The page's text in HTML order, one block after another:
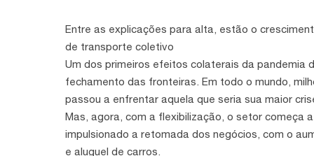
Entre as explicações para alta, estão o
de transporte coletivo
Um dos primeiros efeitos colaterais da pandemia
fechamento das fronteiras. Em todo o mundo,
passou a enfrentar aquela que seria sua maior
Mas, agora, com a flexibilização, o setor começa
impulsionado a retomada dos negócios, com o
e aluguel de carros.